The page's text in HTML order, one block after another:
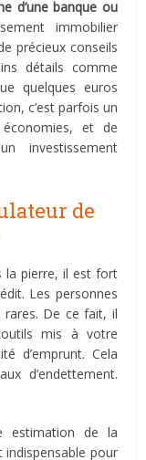
d’une banque ou
immobilier
précieux conseils
détails comme
quelques euros
c’est parfois un
et de
investissement
de
la pierre, il est fort
Les personnes
De ce fait, il
mis à votre
d’emprunt. Cela
d’endettement.
estimation de la
pour